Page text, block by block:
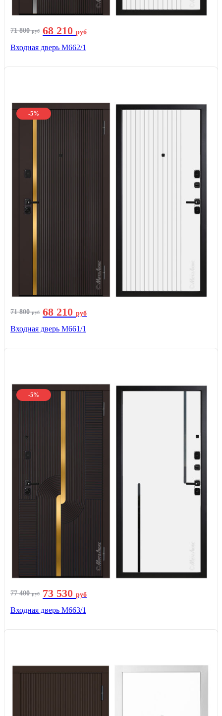
71 800руб 68 210 руб
Входная дверь М662/1
-5%
71 800руб 68 210 руб
Входная дверь М661/1
-5%
77 400руб 73 530 руб
Входная дверь М663/1